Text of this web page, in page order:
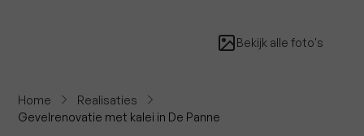
Bekijk alle foto's
Home
Realisaties
Gevelrenovatie met kalei in De Panne